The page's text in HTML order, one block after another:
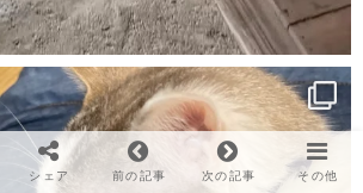
シェア 前の記事 次の記事 その他